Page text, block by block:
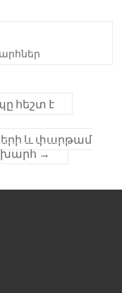
հեշտ է
և փարթամ
→